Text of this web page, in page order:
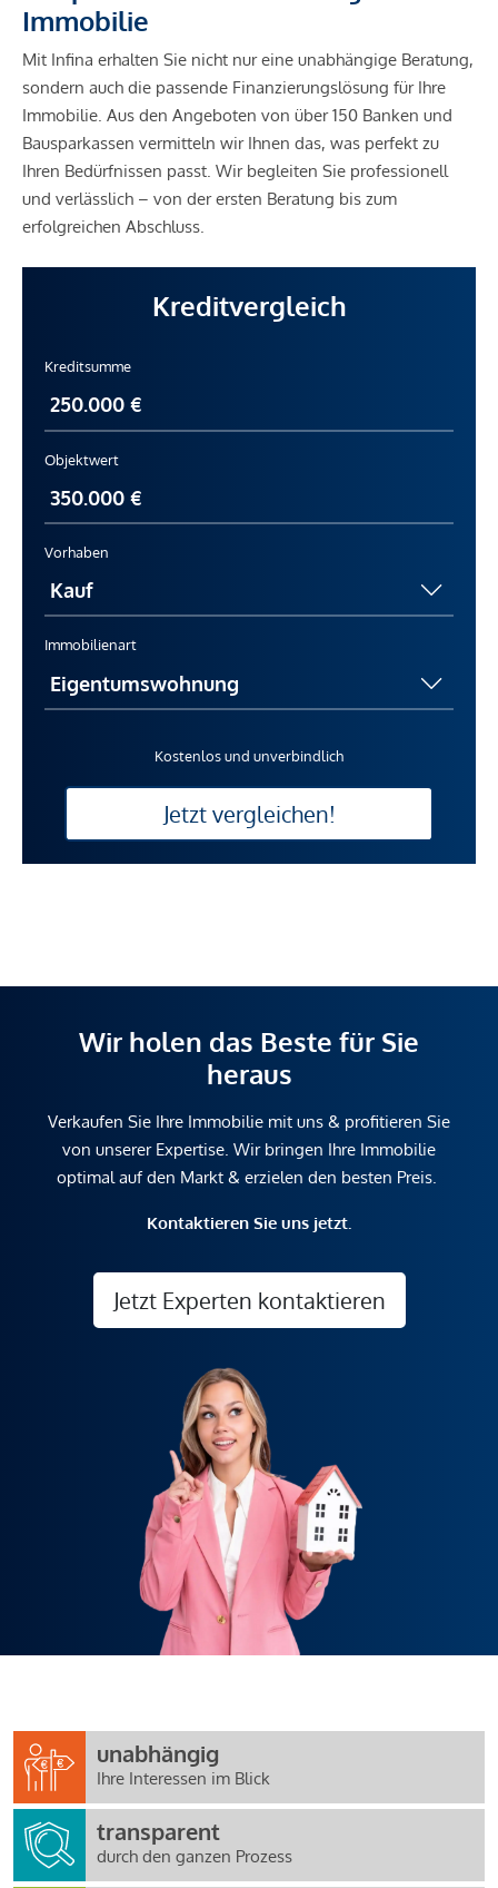
Immobilie
Mit Infina erhalten Sie nicht nur eine unabhängige Beratung,
sondern auch die passende Finanzierungslösung für Ihre
Immobilie. Aus den Angeboten von über 150 Banken und
Bausparkassen vermitteln wir Ihnen das, was perfekt zu
Ihren Bedürfnissen passt. Wir begleiten Sie professionell
und verlässlich – von der ersten Beratung bis zum
erfolgreichen Abschluss.
Kreditvergleich
Kreditsumme
Objektwert
Vorhaben
Immobilienart
Kostenlos und unverbindlich
Jetzt vergleichen!
Wir holen das Beste für Sie
heraus
Verkaufen Sie Ihre Immobilie mit uns & profitieren Sie
von unserer Expertise. Wir bringen Ihre Immobilie
optimal auf den Markt & erzielen den besten Preis.
Kontaktieren Sie uns jetzt.
Jetzt Experten kontaktieren
unabhängig
Ihre Interessen im Blick
transparent
durch den ganzen Prozess